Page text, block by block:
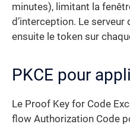
minutes), limitant la
d’interception. Le
ensuite le token sur
PKCE pour
Le Proof Key for Code
flow Authorization Code